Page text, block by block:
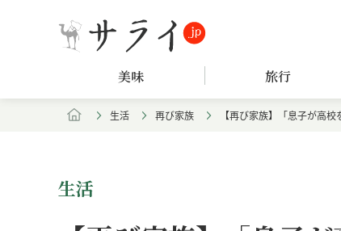
美味 旅行
生活 再び家族 【再び家族】「息子が高
生活